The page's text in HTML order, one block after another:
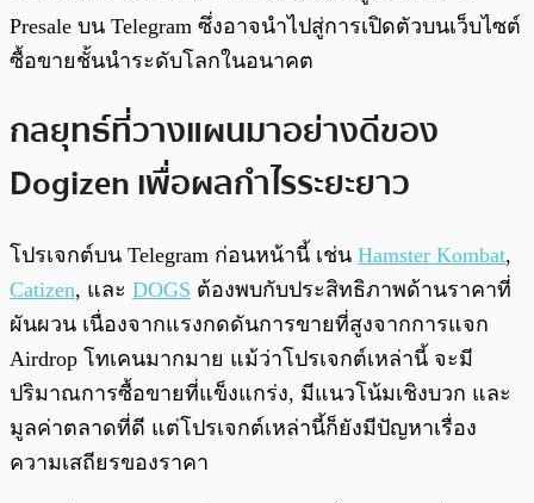
Presale บน Telegram ซึ่งอาจนำไปสู่การเปิดตัวบนเว็บไซต์
ซื้อขายชั้นนำระดับโลกในอนาคต
กลยุทธ์ที่วางแผนมาอย่างดีของ
Dogizen เพื่อผลกำไรระยะยาว
โปรเจกต์บน Telegram ก่อนหน้านี้ เช่น Hamster Kombat,
Catizen, และ DOGS ต้องพบกับประสิทธิภาพด้านราคาที่
ผันผวน เนื่องจากแรงกดดันการขายที่สูงจากการแจก
Airdrop โทเคนมากมาย แม้ว่าโปรเจกต์เหล่านี้ จะมี
ปริมาณการซื้อขายที่แข็งแกร่ง, มีแนวโน้มเชิงบวก และ
มูลค่าตลาดที่ดี แต่โปรเจกต์เหล่านี้ก็ยังมีปัญหาเรื่อง
ความเสถียรของราคา